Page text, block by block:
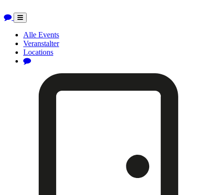
Toggle
navigation
Alle Events
Veranstalter
Locations